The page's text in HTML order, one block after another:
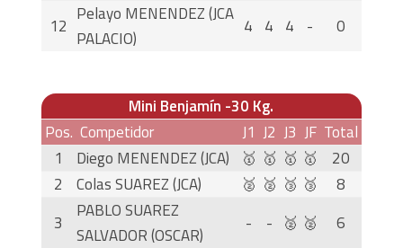
12
Pelayo MENENDEZ (JCA
PALACIO)
4 4 4 - 0
Mini Benjamín -30 Kg.
Pos. Competidor J1 J2 J3 JF Total
1
Diego MENENDEZ (JCA) 🥇 🥇 🥇 🥇
20
2
Colas SUAREZ (JCA) 🥈 🥈 🥉 🥉
8
3
PABLO SUAREZ
SALVADOR (OSCAR)
- - 🥈 🥈 6